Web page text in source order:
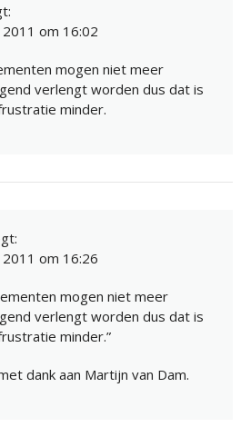
om 16:02
mogen niet meer
verlengt worden dus dat is
minder.
om 16:26
mogen niet meer
verlengt worden dus dat is
minder.”
dank aan Martijn van Dam.